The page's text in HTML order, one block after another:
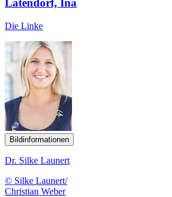
Latendorf, Ina
Die Linke
Bildinformationen
Dr. Silke Launert
© Silke Launert/
Christian Weber